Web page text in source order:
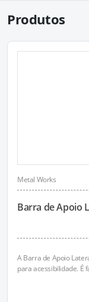
Produtos
Metal Works
Barra de Apoio
A Barra de Apoio
para acessibilidade. É